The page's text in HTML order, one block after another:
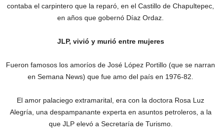
contaba el carpintero que la reparó, en el Castillo de Chapultepec,
en años que gobernó Díaz Ordaz.
JLP, vivió y murió entre mujeres
Fueron famosos los amoríos de José López Portillo (que se narran
en Semana News) que fue amo del país en 1976-82.
El amor palaciego extramarital, era con la doctora Rosa Luz
Alegría, una despampanante experta en asuntos petroleros, a la
que JLP elevó a Secretaría de Turismo.